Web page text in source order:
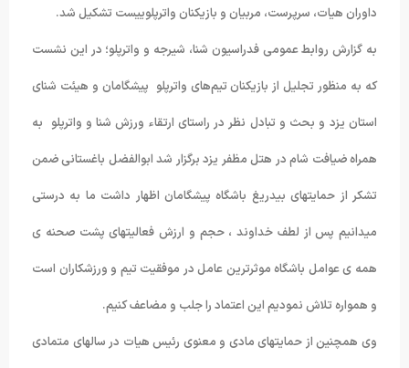
داوران هیات، سرپرست، مربیان و بازیکنان واترپلوییست تشکیل شد.
به گزارش روابط عمومی فدراسیون شنا، شیرجه و واترپلو؛ در این نشست
که به منظور تجلیل از بازیکنان تیم‌های واترپلو پیشگامان و هیئت شنای
استان یزد و بحث و تبادل نظر در راستای ارتقاء ورزش شنا و واترپلو به
همراه ضیافت شام در هتل مظفر یزد برگزار شد ابوالفضل باغستانی ضمن
تشکر از حمایتهای بیدریغ باشگاه پیشگامان اظهار داشت ما به درستی
میدانیم پس از لطف خداوند ، حجم و ارزش فعالیتهای پشت صحنه ی
همه ی عوامل باشگاه موثرترین عامل در موفقیت تیم و ورزشکاران است
و همواره تلاش نمودیم این اعتماد را جلب و مضاعف کنیم.
وی همچنین از حمایتهای مادی و معنوی رئیس هیات در سالهای متمادی